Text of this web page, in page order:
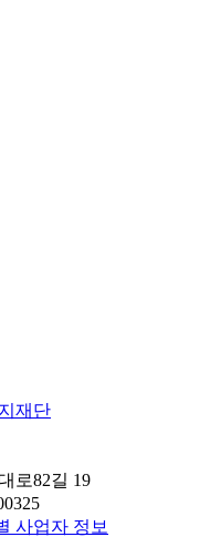
재단
로82길 19
사업자 정보